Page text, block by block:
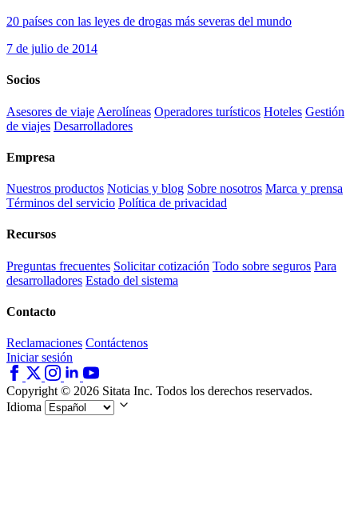
20 países con las leyes de drogas más severas del mundo
7 de julio de 2014
Socios
Asesores de viaje Aerolíneas Operadores turísticos Hoteles Gestión
de viajes Desarrolladores
Empresa
Nuestros productos Noticias y blog Sobre nosotros Marca y prensa
Términos del servicio Política de privacidad
Recursos
Preguntas frecuentes Solicitar cotización Todo sobre seguros Para
desarrolladores Estado del sistema
Contacto
Reclamaciones Contáctenos
Iniciar sesión
Copyright © 2026 Sitata Inc. Todos los derechos reservados.
Idioma